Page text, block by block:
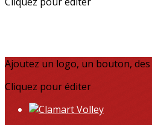
Ajoutez un logo, un bouton,
Cliquez pour éditer